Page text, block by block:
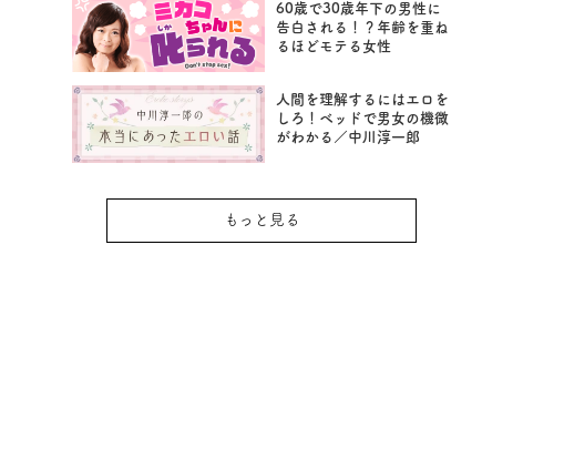
60歳で30歳年下の男性に
告白される！？年齢を重ね
るほどモテる女性
人間を理解するにはエロを
しろ！ベッドで男女の機微
がわかる／中川淳一郎
もっと見る